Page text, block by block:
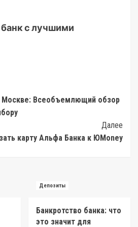
с лучшими
Всеобъемлющий обзор
Далее
карту Альфа Банка к ЮMoney
Депозиты
Банкротство банка: что
это значит для